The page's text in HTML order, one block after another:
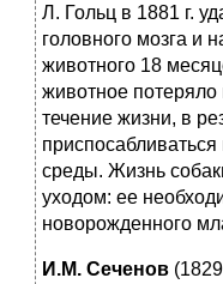
Л. Гольц в 1881 г.
головного мозга и
животного 18
животное
течение жизни, в
среды. Жизнь
уходом: ее
новорожденного
И.М. Сеченов